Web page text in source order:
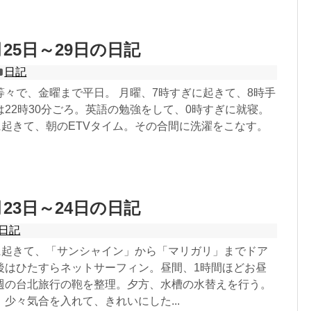
日～29日の日記
日記
々で、金曜まで平日。 月曜、7時すぎに起きて、8時手
時30分ごろ。英語の勉強をして、0時すぎに就寝。
きて、朝のETVタイム。その合間に洗濯をこなす。
日～24日の日記
記
きて、「サンシャイン」から「マリガリ」までドア
はひたすらネットサーフィン。昼間、1時間ほどお昼
台北旅行の鞄を整理。夕方、水槽の水替えを行う。
少々気合を入れて、きれいにした...